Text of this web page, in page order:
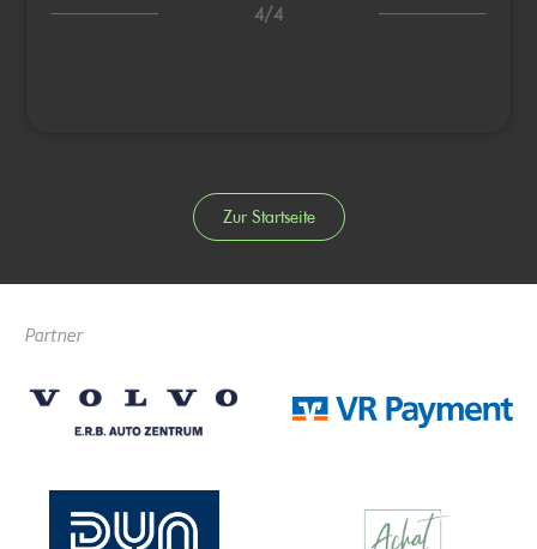
4/4
Zur Startseite
Partner